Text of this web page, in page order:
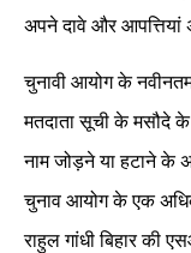
अपने दावे और आपत्तियां
चुनावी आयोग के
मतदाता सूची के मसौदे
नाम जोड़ने या हटाने के
चुनाव आयोग के एक
राहुल गांधी बिहार की